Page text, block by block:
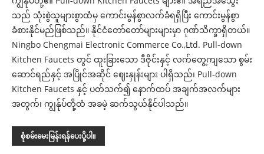
သည် သုံးစွဲသူများစွာထံမှ ကောင်းမွန်စွာလက်ခံရရှိပြီး ကောင်းမွန်စွာ
ခံစားနိုင်မည်ဖြစ်သည်။ နိုင်ငံတော်တော်များများမှာ ဂုဏ်သိက္ခာရှိတယ်။
Ningbo Chengmai Electronic Commerce Co.,Ltd. Pull-down
Kitchen Faucets တွင် ထူးခြားသော ဒီဇိုင်းနှင့် လက်တွေ့ကျသော စွမ်း
ဆောင်ရည်နှင့် အပြိုင်အဆိုင် ဈေးနှုန်းများ ပါရှိသည်၊ Pull-down
Kitchen Faucets နှင့် ပတ်သက်၍ နောက်ထပ် အချက်အလက်များ
အတွက်၊ ကျွန်ုပ်တို့ထံ အခမဲ့ ဆက်သွယ်နိုင်ပါသည်။
စုံစမ်းမေးမြန်းရန်ပေးပို့ပါ။